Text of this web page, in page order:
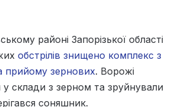
районі Запорізької області
обстрілів знищено комплекс з
прийому зернових. Ворожі
у склади з зерном та зруйнували
соняшник.